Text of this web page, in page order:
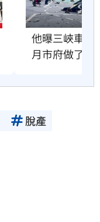
他曝三峽車禍
月市府做了什
脫產